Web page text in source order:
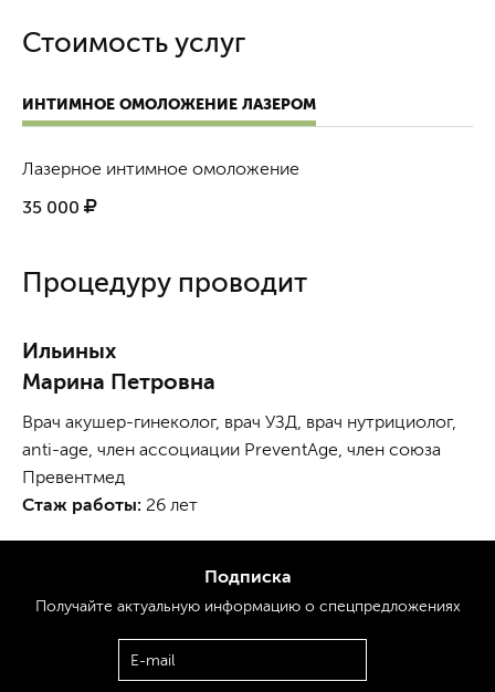
Стоимость услуг
ИНТИМНОЕ ОМОЛОЖЕНИЕ ЛАЗЕРОМ
Лазерное интимное омоложение
35 000
Процедуру проводит
Ильиных
Марина Петровна
Врач акушер-гинеколог, врач УЗД, врач нутрициолог,
anti-age, член ассоциации PreventAge, член союза
Превентмед
Стаж работы: 26 лет
Подписка
Получайте актуальнуюинформациюо спецпредложениях